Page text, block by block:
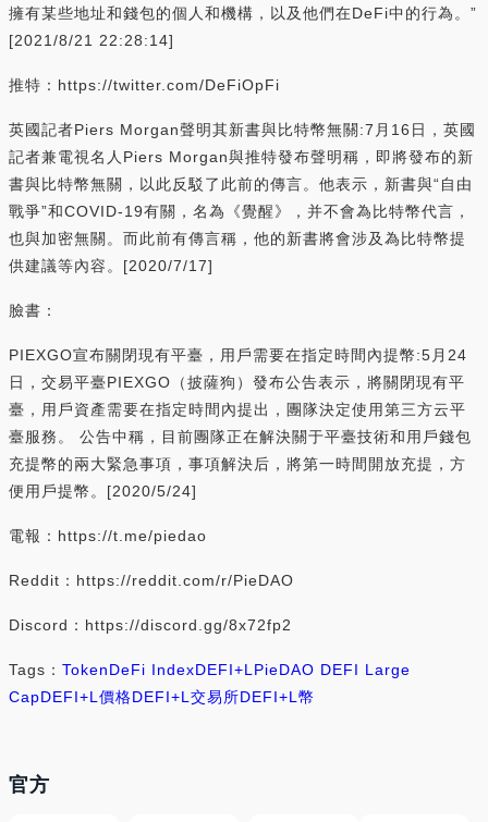
擁有某些地址和錢包的個人和機構，以及他們在DeFi中的行為。”
[2021/8/21 22:28:14]
推特：https://twitter.com/DeFiOpFi
英國記者Piers Morgan聲明其新書與比特幣無關:7月16日，英國
記者兼電視名人Piers Morgan與推特發布聲明稱，即將發布的新
書與比特幣無關，以此反駁了此前的傳言。他表示，新書與“自由
戰爭”和COVID-19有關，名為《覺醒》，并不會為比特幣代言，
也與加密無關。而此前有傳言稱，他的新書將會涉及為比特幣提
供建議等內容。[2020/7/17]
臉書：
PIEXGO宣布關閉現有平臺，用戶需要在指定時間內提幣:5月24
日，交易平臺PIEXGO（披薩狗）發布公告表示，將關閉現有平
臺，用戶資產需要在指定時間內提出，團隊決定使用第三方云平
臺服務。 公告中稱，目前團隊正在解決關于平臺技術和用戶錢包
充提幣的兩大緊急事項，事項解決后，將第一時間開放充提，方
便用戶提幣。[2020/5/24]
電報：https://t.me/piedao
Reddit：https://reddit.com/r/PieDAO
Discord：https://discord.gg/8x72fp2
Tags： TokenDeFi IndexDEFI+L PieDAO DEFI Large
CapDEFI+L價格DEFI+L交易所DEFI+L幣
官方